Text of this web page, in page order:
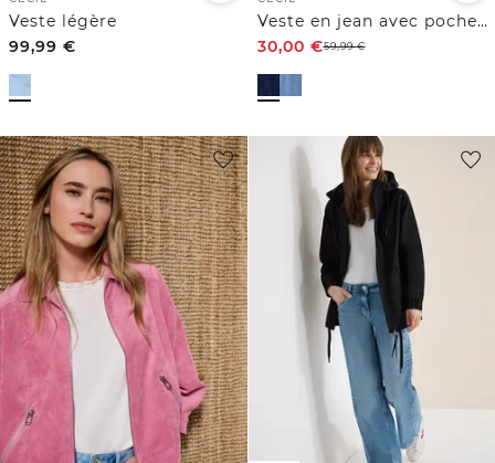
Veste légère
99,99 €
Veste en jean avec poches poitrine et boutons
30,00 €59,99€